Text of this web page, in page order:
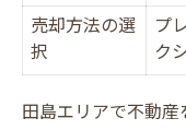
売却方法の選
択
プ
ク
田島エリアで不動